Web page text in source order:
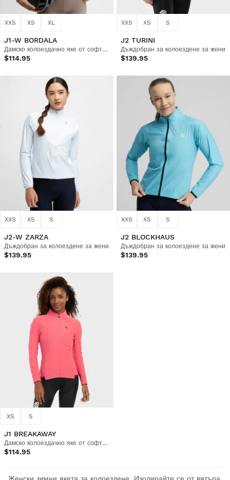
XXS XS XL
J1-W BORDALA
Дамско колоездачно яке от софтшел
$114.95
XXS XS S
J2 TURINI
Дъждобран за колоездене за жени
$139.95
XXS XS S
J2-W ZARZA
Дъждобран за колоездене за жени
$139.95
XXS XS S
J2 BLOCKHAUS
Дъждобран за колоездене за жени
$139.95
XS S
J1 BREAKAWAY
Дамско колоездачно яке от софтшел
$114.95